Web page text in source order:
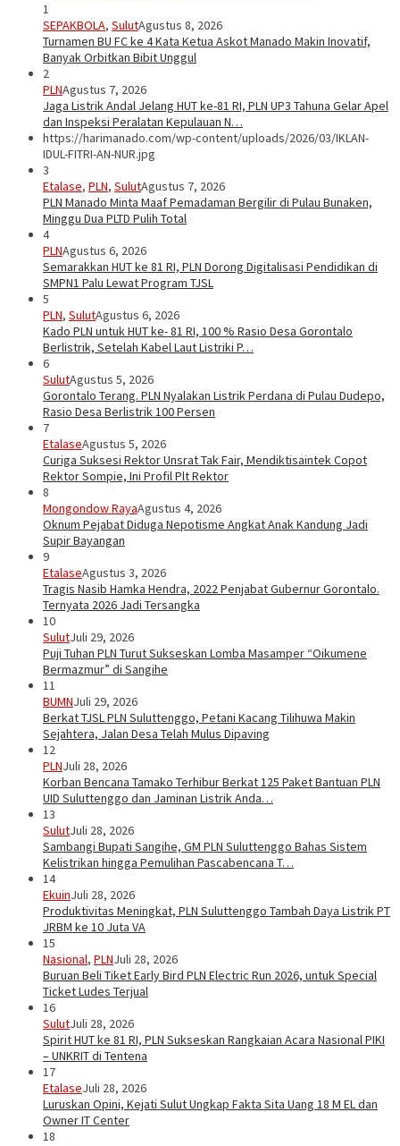
1
SEPAKBOLA, SulutAgustus 8, 2026
Turnamen BU FC ke 4 Kata Ketua Askot Manado Makin Inovatif,
Banyak Orbitkan Bibit Unggul
2
PLNAgustus 7, 2026
Jaga Listrik Andal Jelang HUT ke-81 RI, PLN UP3 Tahuna Gelar Apel
dan Inspeksi Peralatan Kepulauan N…
https://harimanado.com/wp-content/uploads/2026/03/IKLAN-
IDUL-FITRI-AN-NUR.jpg
3
Etalase, PLN, SulutAgustus 7, 2026
PLN Manado Minta Maaf Pemadaman Bergilir di Pulau Bunaken,
Minggu Dua PLTD Pulih Total
4
PLNAgustus 6, 2026
Semarakkan HUT ke 81 RI, PLN Dorong Digitalisasi Pendidikan di
SMPN1 Palu Lewat Program TJSL
5
PLN, SulutAgustus 6, 2026
Kado PLN untuk HUT ke- 81 RI, 100 % Rasio Desa Gorontalo
Berlistrik, Setelah Kabel Laut Listriki P…
6
SulutAgustus 5, 2026
Gorontalo Terang. PLN Nyalakan Listrik Perdana di Pulau Dudepo,
Rasio Desa Berlistrik 100 Persen
7
EtalaseAgustus 5, 2026
Curiga Suksesi Rektor Unsrat Tak Fair, Mendiktisaintek Copot
Rektor Sompie, Ini Profil Plt Rektor
8
Mongondow RayaAgustus 4, 2026
Oknum Pejabat Diduga Nepotisme Angkat Anak Kandung Jadi
Supir Bayangan
9
EtalaseAgustus 3, 2026
Tragis Nasib Hamka Hendra, 2022 Penjabat Gubernur Gorontalo.
Ternyata 2026 Jadi Tersangka
10
SulutJuli 29, 2026
Puji Tuhan PLN Turut Sukseskan Lomba Masamper “Oikumene
Bermazmur” di Sangihe
11
BUMNJuli 29, 2026
Berkat TJSL PLN Suluttenggo, Petani Kacang Tilihuwa Makin
Sejahtera, Jalan Desa Telah Mulus Dipaving
12
PLNJuli 28, 2026
Korban Bencana Tamako Terhibur Berkat 125 Paket Bantuan PLN
UID Suluttenggo dan Jaminan Listrik Anda…
13
SulutJuli 28, 2026
Sambangi Bupati Sangihe, GM PLN Suluttenggo Bahas Sistem
Kelistrikan hingga Pemulihan Pascabencana T…
14
EkuinJuli 28, 2026
Produktivitas Meningkat, PLN Suluttenggo Tambah Daya Listrik PT
JRBM ke 10 Juta VA
15
Nasional, PLNJuli 28, 2026
Buruan Beli Tiket Early Bird PLN Electric Run 2026, untuk Special
Ticket Ludes Terjual
16
SulutJuli 28, 2026
Spirit HUT ke 81 RI, PLN Sukseskan Rangkaian Acara Nasional PIKI
– UNKRIT di Tentena
17
EtalaseJuli 28, 2026
Luruskan Opini, Kejati Sulut Ungkap Fakta Sita Uang 18 M EL dan
Owner IT Center
18